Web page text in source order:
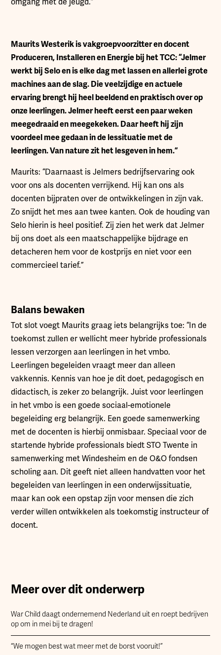
omgang met de jeugd.”
Maurits Westerik is vakgroepvoorzitter en docent
Produceren, Installeren en Energie bij het TCC: “Jelmer
werkt bij Selo en is elke dag met lassen en allerlei grote
machines aan de slag. Die veelzijdige en actuele
ervaring brengt hij heel beeldend en praktisch over op
onze leerlingen. Jelmer heeft eerst een paar weken
meegedraaid en meegekeken. Daar heeft hij zijn
voordeel mee gedaan in de lessituatie met de
leerlingen. Van nature zit het lesgeven in hem.”
Maurits: “Daarnaast is Jelmers bedrijfservaring ook
voor ons als docenten verrijkend. Hij kan ons als
docenten bijpraten over de ontwikkelingen in zijn vak.
Zo snijdt het mes aan twee kanten. Ook de houding van
Selo hierin is heel positief. Zij zien het werk dat Jelmer
bij ons doet als een maatschappelijke bijdrage en
detacheren hem voor de kostprijs en niet voor een
commercieel tarief.”
Balans bewaken
Tot slot voegt Maurits graag iets belangrijks toe: “In de
toekomst zullen er wellicht meer hybride professionals
lessen verzorgen aan leerlingen in het vmbo.
Leerlingen begeleiden vraagt meer dan alleen
vakkennis. Kennis van hoe je dit doet, pedagogisch en
didactisch, is zeker zo belangrijk. Juist voor leerlingen
in het vmbo is een goede sociaal-emotionele
begeleiding erg belangrijk. Een goede samenwerking
met de docenten is hierbij onmisbaar. Speciaal voor de
startende hybride professionals biedt STO Twente in
samenwerking met Windesheim en de O&O fondsen
scholing aan. Dit geeft niet alleen handvatten voor het
begeleiden van leerlingen in een onderwijssituatie,
maar kan ook een opstap zijn voor mensen die zich
verder willen ontwikkelen als toekomstig instructeur of
docent.
Meer over dit onderwerp
War Child daagt ondernemend Nederland uit en roept bedrijven
op om in mei bij te dragen!
“We mogen best wat meer met de borst vooruit!”